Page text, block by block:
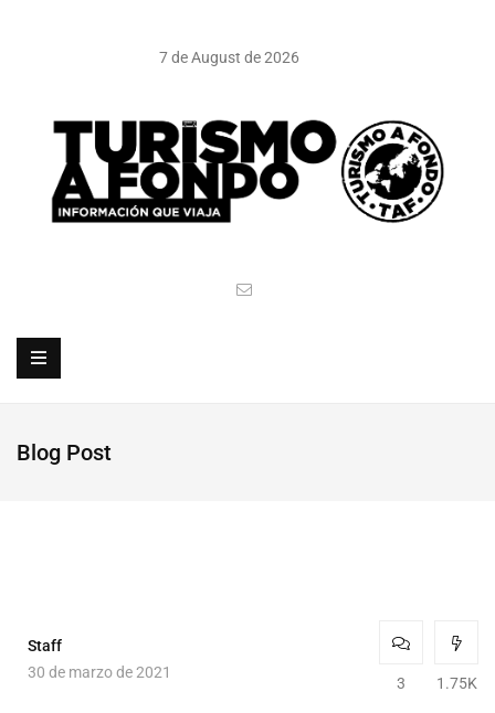
7 de August de 2026
Blog Post
Staff
30 de marzo de 2021
3 1.75K